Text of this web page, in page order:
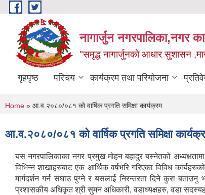
Skip to main content
नागार्जुन नगरपालिका,नगर
"समृद्ध नागार्जुनको आधार सुशासन
गृहपृष्ठ परिचय कार्यक्रम तथा परियोजना
You are here
Home » आ.व.२०८०/०८१ को वार्षिक प्रगति समिक्षा कार्यक्रम
आ.व.२०८०/०८१ को वार्षिक प्रगति समिक्षा
यस नगरपालिकाका नगर प्रमुख मोहन बहादुर बस्नेतको
विभिन्न शाखाहरुबाट एक आर्थिक वर्षभरि गरिएका विविध
मार्गदर्शन गर्न सघाउ पुग्ने र यसलाई निरन्तरता दिने कुरा
प्रशासकीय अधिकृत श्री सुमन अधिकारी, वडाध्यक्षहरु, वडा